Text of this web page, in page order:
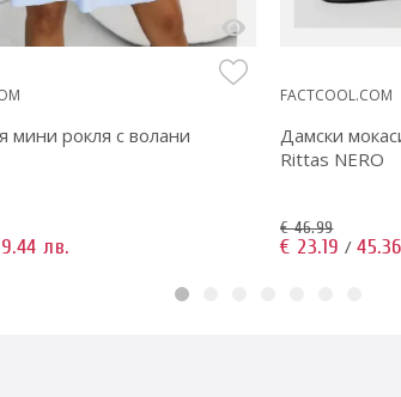
мини рокля с волани
лв.
FACTCOOL.COM
Дамски
Rittas NERO
€ 46.99
€ 23.19 /